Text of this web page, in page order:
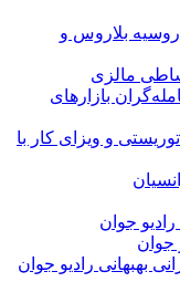
بلاروس و
مالزی
بازارهای
و ویزای کار با
جوان
جوان
بهبهانی رادیو جوان